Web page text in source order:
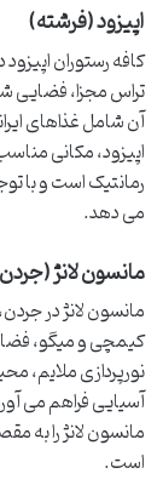
اپیزود (فرشته)
کافه رستوران
تراس مجزا، فضایی
آن شامل غذاهای
اپیزود، مکانی
رمانتیک است و با
می دهد.
مانسون لانژ
مانسون لانژ در
کیمچی و میگو،
نورپردازی ملایم،
آسیایی فراهم می
مانسون لانژ را
است.